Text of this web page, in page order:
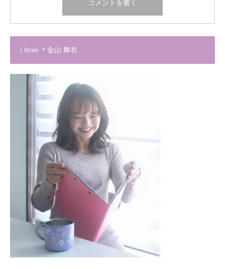
i.three ＊金山 舞衣